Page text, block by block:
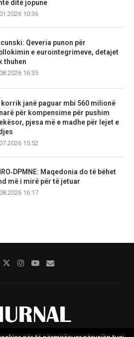
ditë jopune
10:36
Qeveria punon për
e eurointegrimeve, detajet
thuhen
16:35
korrik janë paguar mbi 560 milionë
për kompensime për pushim
pjesa më e madhe për lejet e
15:52
Maqedonia do të bëhet
më i mirë për të jetuar
16:17